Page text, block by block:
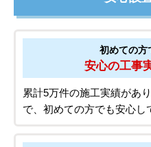
初めての方
安心の工事
累計5万件の施工実績があ
で、初めての方でも安心し